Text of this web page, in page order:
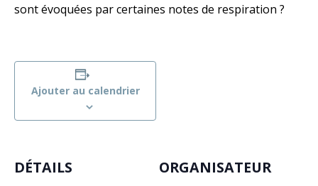
sont évoquées par certaines notes de respiration ?
Ajouter au calendrier
DÉTAILS ORGANISATEUR